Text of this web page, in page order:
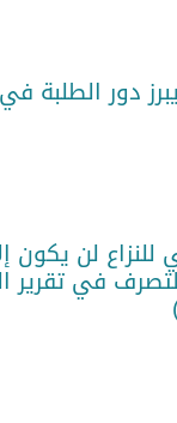
دور الطلبة
للنزاع لن
في تقرير